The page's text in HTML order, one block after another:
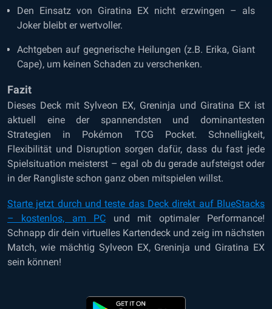
Den Einsatz von Giratina EX nicht erzwingen – als
Joker bleibt er wertvoller.
Achtgeben auf gegnerische Heilungen (z.B. Erika, Giant
Cape), um keinen Schaden zu verschenken.
Fazit
Dieses Deck mit Sylveon EX, Greninja und Giratina EX ist
aktuell eine der spannendsten und dominantesten
Strategien in Pokémon TCG Pocket. Schnelligkeit,
Flexibilität und Disruption sorgen dafür, dass du fast jede
Spielsituation meisterst – egal ob du gerade aufsteigst oder
in der Rangliste schon ganz oben mitspielen willst.
Starte jetzt durch und teste das Deck direkt auf BlueStacks
– kostenlos, am PC und mit optimaler Performance!
Schnapp dir dein virtuelles Kartendeck und zeig im nächsten
Match, wie mächtig Sylveon EX, Greninja und Giratina EX
sein können!